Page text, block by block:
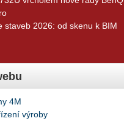
staveb 2026: od skenu k BIM
4M
výroby